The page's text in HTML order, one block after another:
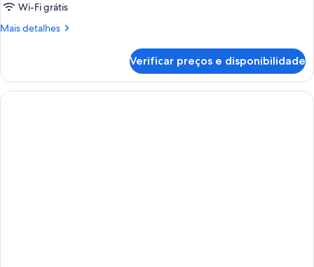
de
Apartamento,
Wi-Fi grátis
Mais detalhes
Mais
1
quarto
Verificar preços e disponibilidade